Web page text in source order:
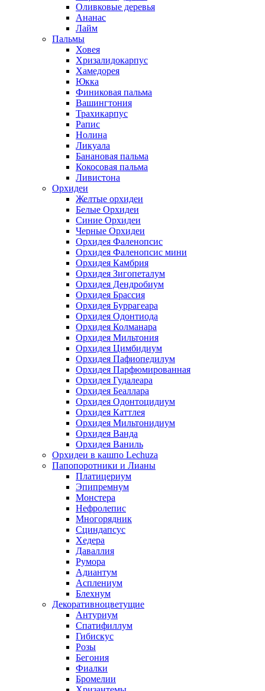
Оливковые деревья
Ананас
Лайм
Пальмы
Ховея
Хризалидокарпус
Хамедорея
Юкка
Финиковая пальма
Вашингтония
Трахикарпус
Рапис
Нолина
Ликуала
Банановая пальма
Кокосовая пальма
Ливистона
Орхидеи
Желтые орхидеи
Белые Орхидеи
Синие Орхидеи
Черные Орхидеи
Орхидея Фаленопсис
Орхидея Фаленопсис мини
Орхидея Камбрия
Орхидея Зигопеталум
Орхидея Дендробиум
Орхидея Брассия
Орхидея Буррагеара
Орхидея Одонтиода
Орхидея Колманара
Орхидея Мильтония
Орхидея Цимбидиум
Орхидея Пафиопедилум
Орхидея Парфюмированная
Орхидея Гудалеара
Орхидея Беаллара
Орхидея Одонтоцидиум
Орхидея Каттлея
Орхидея Мильтонидиум
Орхидея Ванда
Орхидея Ваниль
Орхидеи в кашпо Lechuza
Папопоротники и Лианы
Платицериум
Эпипремнум
Монстера
Нефролепис
Многорядник
Сциндапсус
Хедера
Даваллия
Румора
Адиантум
Асплениум
Блехнум
Декоративноцветущие
Антуриум
Спатифиллум
Гибискус
Розы
Бегония
Фиалки
Бромелии